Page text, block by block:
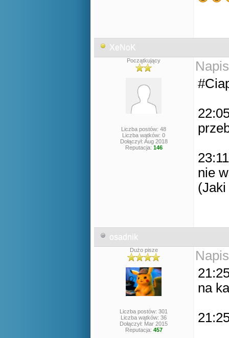
XeNoK
Początkujący
Liczba postów: 48
Liczba wątków: 0
Dołączył: Aug 2018
Reputacja: 146
nie
osadnik
Dużo pisze
Liczba postów: 301
Liczba wątków: 36
Dołączył: Mar 2015
Reputacja: 457
na